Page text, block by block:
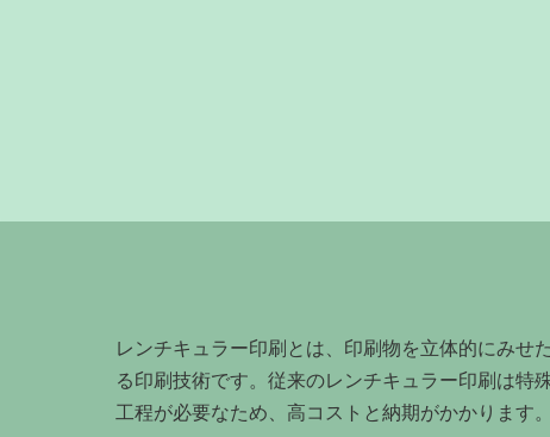
レンチキュラー印刷とは、印刷物を立体的にみせ
る印刷技術です。従来のレンチキュラー印刷は特
工程が必要なため、高コストと納期がかかります。